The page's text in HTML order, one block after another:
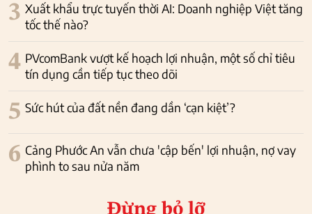
3 Xuất khẩu trực tuyến thời AI: Doanh nghiệp Việt tăng
tốc thế nào?
4 PVcomBank vượt kế hoạch lợi nhuận, một số chỉ tiêu
tín dụng cần tiếp tục theo dõi
5 Sức hút của đất nền đang dần ‘cạn kiệt’?
6 Cảng Phước An vẫn chưa 'cập bến' lợi nhuận, nợ vay
phình to sau nửa năm
Đừng bỏ lỡ